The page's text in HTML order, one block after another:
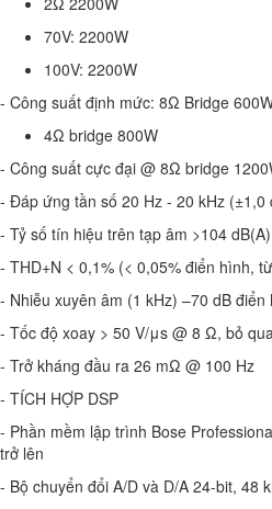
70V: 2200W
100V: 2200W
- Công suất định mức: 8Ω Bridge
4Ω bridge 800W
- Công suất cực đại @ 8Ω bridge
- Đáp ứng tần số 20 Hz - 20 kHz (±1,0
- Tỷ số tín hiệu trên tạp âm >104 dB(A)
- THD+N < 0,1% (< 0,05% điển hình,
- Nhiễu xuyên âm (1 kHz) –70 dB điển
- Tốc độ xoay > 50 V/μs @ 8 Ω, bỏ
- Trở kháng đầu ra 26 mΩ @ 100 Hz
- TÍCH HỢP DSP
- Phần mềm lập trình Bose
trở lên
- Bộ chuyển đổi A/D và D/A 24-bit, 48